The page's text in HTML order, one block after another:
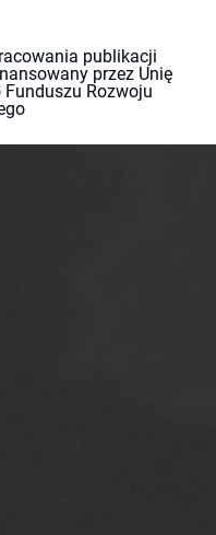
publikacji
przez Unię
Funduszu Rozwoju